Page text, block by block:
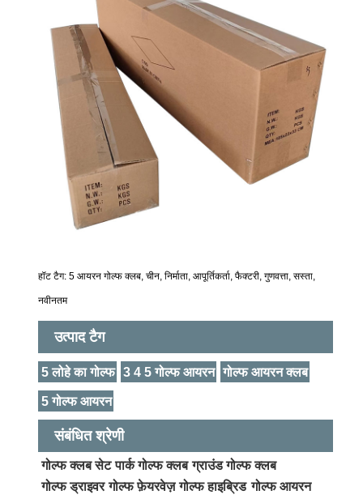
हॉट टैग: 5 आयरन गोल्फ क्लब, चीन, निर्माता, आपूर्तिकर्ता, फैक्टरी, गुणवत्ता, सस्ता,
नवीनतम
उत्पाद टैग
5 लोहे का गोल्फ 3 4 5 गोल्फ आयरन गोल्फ आयरन क्लब
5 गोल्फ आयरन
संबंधित श्रेणी
गोल्फ क्लब सेट पार्क गोल्फ क्लब ग्राउंड गोल्फ क्लब
गोल्फ ड्राइवर गोल्फ फ़ेयरवेज़ गोल्फ हाइब्रिड गोल्फ आयरन